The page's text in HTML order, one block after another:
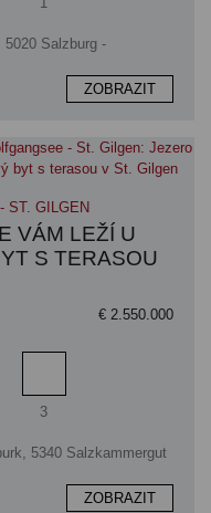
5020 Salzburg -
ZOBRAZIT
ST. GILGEN
VÁM LEŽÍ U
S TERASOU
€ 2.550.000
Ložnice
3
5340 Salzkammergut
ZOBRAZIT